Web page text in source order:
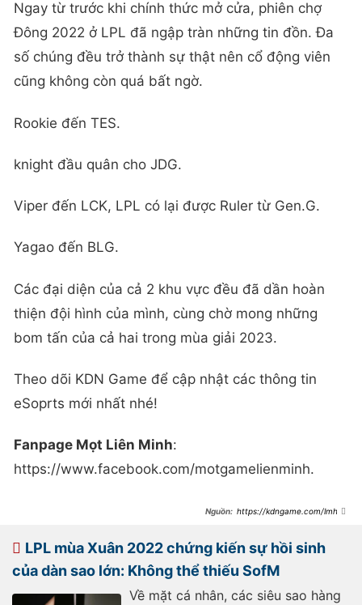
Ngay từ trước khi chính thức mở cửa, phiên chợ
Đông 2022 ở LPL đã ngập tràn những tin đồn. Đa
số chúng đều trở thành sự thật nên cổ động viên
cũng không còn quá bất ngờ.
Rookie đến TES.
knight đầu quân cho JDG.
Viper đến LCK, LPL có lại được Ruler từ Gen.G.
Yagao đến BLG.
Các đại diện của cả 2 khu vực đều đã dần hoàn
thiện đội hình của mình, cùng chờ mong những
bom tấn của cả hai trong mùa giải 2023.
Theo dõi KDN Game để cập nhật các thông tin
eSoprts mới nhất nhé!
Fanpage Mọt Liên Minh:
https://www.facebook.com/motgamelienminh.
https://kdngame.com/lmht-
LPL mùa Xuân 2022 chứng kiến sự hồi sinh
của dàn sao lớn: Không thể thiếu SofM
Về mặt cá nhân, các siêu sao hàng